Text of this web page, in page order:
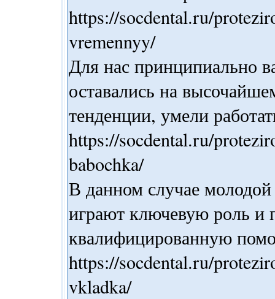
https://socdental.ru/
vremennyy/
Для нас принципиально
оставались на
тенденции, умели
https://socdental.ru/
babochka/
В данном случае молодой
играют ключевую роль и
квалифицированную
https://socdental.ru/
vkladka/